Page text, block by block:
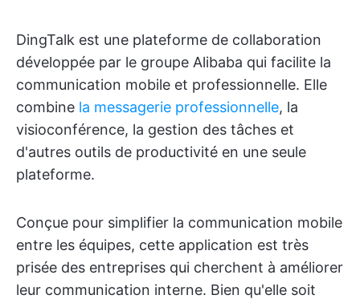
DingTalk est une plateforme de collaboration
développée par le groupe Alibaba qui facilite la
communication mobile et professionnelle. Elle
combine la messagerie professionnelle, la
visioconférence, la gestion des tâches et
d'autres outils de productivité en une seule
plateforme.
Conçue pour simplifier la communication mobile
entre les équipes, cette application est très
prisée des entreprises qui cherchent à améliorer
leur communication interne. Bien qu'elle soit